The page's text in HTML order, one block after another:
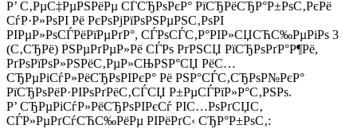
Р’ С‚РµС‡РµРЅРёРµ СЃСЂРѕРєР° РїСЂРёСЂР°Р±РѕС‚РєРё
СѓР·Р»РѕРІ Рё РєРѕРјРїРѕРЅРµРЅС‚РѕРІ
РІРµР»РѕСЃРёРїРµРґР°, СЃРѕСЃС‚Р°РІР»СЏСЋС‰РµРіРѕ 3
(С‚СЂРё) РЅРµРґРµР»Рё СЃРѕ РґРЅСЏ РїСЂРѕРґР°Р¶Рё,
РґРѕРїРѕР»РЅРёС‚РµР»СЊРЅР°СЏ РёС…
СЂРµРіСѓР»РёСЂРѕРІРєР° Рё РЅР°СЃС‚СЂРѕР№РєР°
РїСЂРѕРёР·РІРѕРґРёС‚СЃСЏ Р±РµСЃРїР»Р°С‚РЅРѕ.
Р’ СЂРµРіСѓР»РёСЂРѕРІРєСѓ РІС…РѕРґСЏС‚
СЃР»РµРґСѓСЋС‰РёРµ РІРёРґС‹ СЂР°Р±РѕС‚: